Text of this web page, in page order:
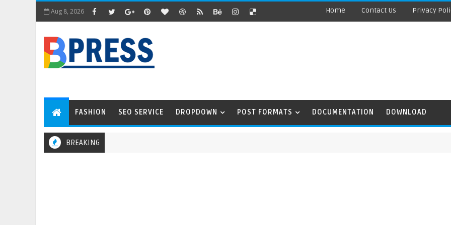
Aug 8, 2026 Home Contact Us Privacy
FASHION SEO SERVICE DROPDOWN POST FORMATS DOCUMENTATION DOWNLOAD
BREAKING